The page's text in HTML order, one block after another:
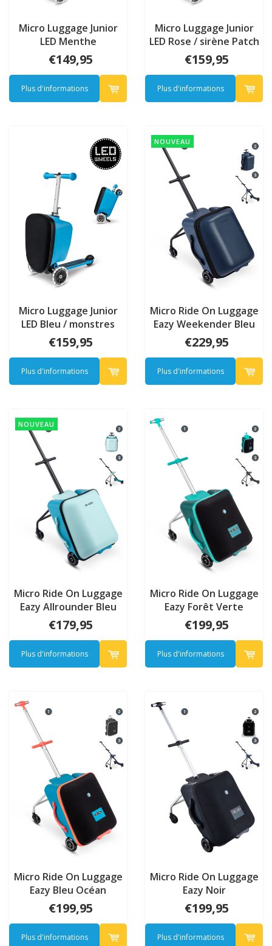
Micro Luggage Junior
LED Menthe
€149,95
Plus d'informations
Micro Luggage Junior
LED Rose / sirène Patch
& Play
€159,95
Plus d'informations
Micro Luggage Junior
LED Bleu / monstres
Patch & Play
€159,95
Plus d'informations
NOUVEAU
Micro Ride On Luggage
Eazy Weekender Bleu
foncé
€229,95
Plus d'informations
NOUVEAU
Micro Ride On Luggage
Eazy Allrounder Bleu
€179,95
Plus d'informations
Micro Ride On Luggage
Eazy Forêt Verte
€199,95
Plus d'informations
Micro Ride On Luggage
Eazy Bleu Océan
€199,95
Plus d'informations
Micro Ride On Luggage
Eazy Noir
€199,95
Plus d'informations